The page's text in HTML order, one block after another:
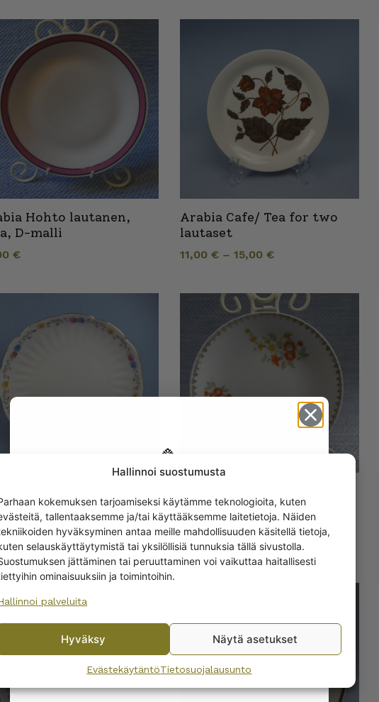
Hallinnoi suostumusta
kokemuksen tarjoamiseksi käytämme teknologioita, kuten
tallentaaksemme ja/tai käyttääksemme laitetietoja. Näiden
hyväksyminen antaa meille mahdollisuuden käsitellä tietoja,
selauskäyttäytymistä tai yksilöllisiä tunnuksia tällä sivustolla.
jättäminen tai peruuttaminen voi vaikuttaa haitallisesti
ominaisuuksiin ja toimintoihin.
palveluita
Hyväksy Näytä asetukset
EvästekäytäntöTietosuojalausunto
Hohto lautanen,
D-malli
€
Arabia Cafe/ Tea for two
lautaset
11,00 €– 15,00 €
”Kukkakranssi”
BB-malli
€
tarjoiluvati oranssi/kulta
AX-malli
10,00€– 18,00€
Get -5%
off?
Yes! I want the discount
By subscribing to the newsletter, you consent to receiving messages from
Wanhojen kuppien and confirm that you have read and accepted